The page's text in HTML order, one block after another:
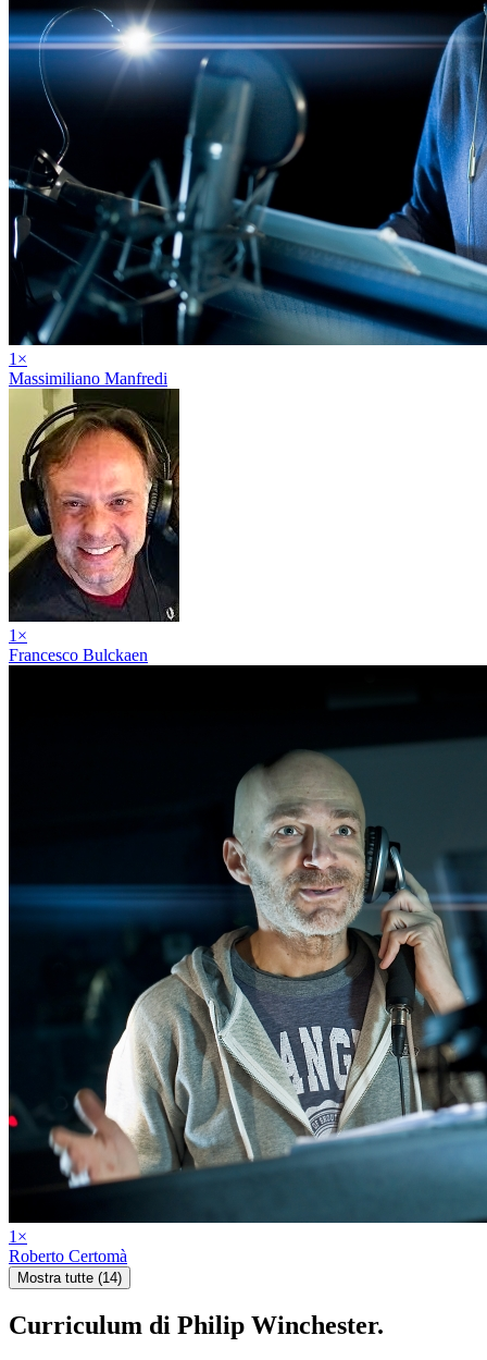
1 ×
Massimiliano Manfredi
1 ×
Francesco Bulckaen
1 ×
Roberto Certomà
Mostra tutte (14)
Curriculum di Philip Winchester.